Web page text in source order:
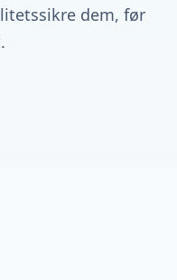
dem, før